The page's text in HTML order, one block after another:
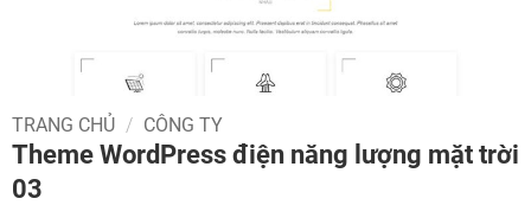
TRANG CHỦ / CÔNG TY
Theme WordPress điện năng lượng mặt trời
03